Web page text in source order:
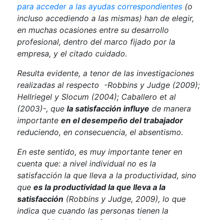
para acceder a las ayudas correspondientes (o
incluso accediendo a las mismas) han de elegir,
en muchas ocasiones entre su desarrollo
profesional, dentro del marco fijado por la
empresa, y el citado cuidado.
Resulta evidente, a tenor de las investigaciones
realizadas al respecto -Robbins y Judge (2009);
Hellriegel y Slocum (2004); Caballero et al
(2003)-, que la satisfacción influye de manera
importante en el desempeño del trabajador
reduciendo, en consecuencia, el absentismo.
En este sentido, es muy importante tener en
cuenta que: a nivel individual no es la
satisfacción la que lleva a la productividad, sino
que es la productividad la que lleva a la
satisfacción (Robbins y Judge, 2009), lo que
indica que cuando las personas tienen la